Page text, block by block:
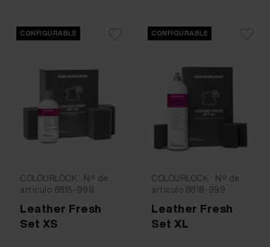
CONFIGURABLE
COLOURLOCK · Nº de
artículo 8815-999
Leather Fresh
Set XS
CONFIGURABLE
COLOURLOCK · Nº de
artículo 8818-999
Leather Fresh
Set XL